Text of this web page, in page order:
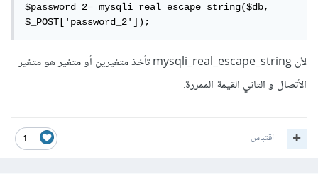
$password_2= mysqli_real_escape_string($db,
$_POST['password_2']);
لأن mysqli_real_escape_string تأخذ متغيرين أو متغير هو متغير
الأتصال و الثاني القيمة الممررة.
1 اقتباس